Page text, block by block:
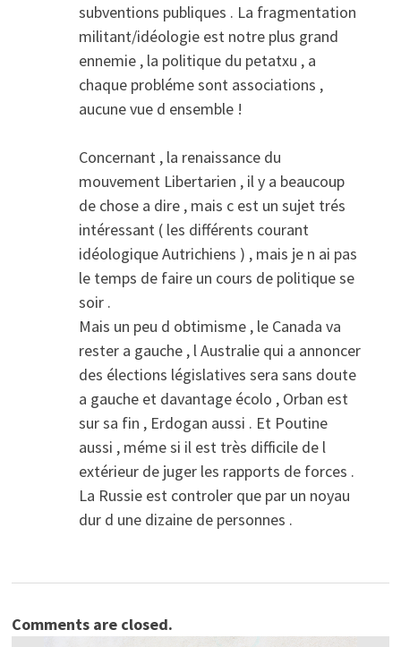
subventions publiques . La fragmentation
militant/idéologie est notre plus grand
ennemie , la politique du petatxu , a
chaque probléme sont associations ,
aucune vue d ensemble !
Concernant , la renaissance du
mouvement Libertarien , il y a beaucoup
de chose a dire , mais c est un sujet trés
intéressant ( les différents courant
idéologique Autrichiens ) , mais je n ai pas
le temps de faire un cours de politique se
soir .
Mais un peu d obtimisme , le Canada va
rester a gauche , l Australie qui a annoncer
des élections législatives sera sans doute
a gauche et davantage écolo , Orban est
sur sa fin , Erdogan aussi . Et Poutine
aussi , méme si il est très difficile de l
extérieur de juger les rapports de forces .
La Russie est controler que par un noyau
dur d une dizaine de personnes .
Comments are closed.